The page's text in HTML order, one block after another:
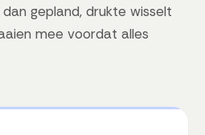
gepland, drukte wisselt
mee voordat alles